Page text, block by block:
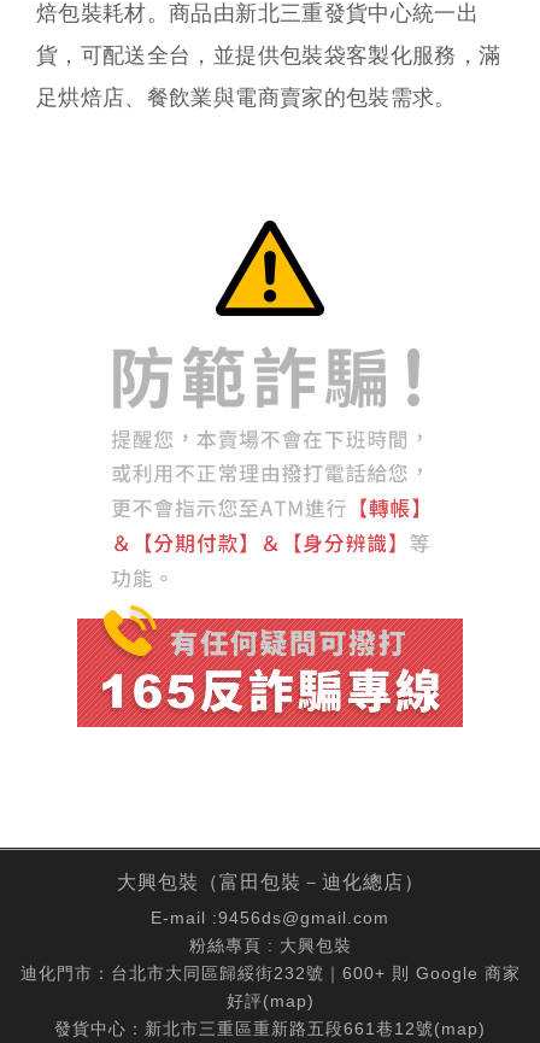
焙包裝耗材。商品由新北三重發貨中心統一出
貨，可配送全台，並提供包裝袋客製化服務，滿
足烘焙店、餐飲業與電商賣家的包裝需求。
大興包裝（富田包裝－迪化總店）
E-mail :9456ds@gmail.com
粉絲專頁 : 大興包裝
迪化門市：台北市大同區歸綏街232號｜600+ 則 Google 商家
好評(map)
發貨中心：新北市三重區重新路五段661巷12號(map)